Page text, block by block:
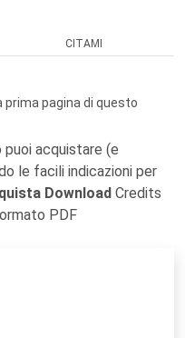
CITAMI
prima pagina di questo
acquistare (e
le facili indicazioni per
Download Credits
PDF